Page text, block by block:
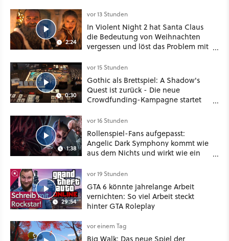
2:24
vor 13 Stunden
In Violent Night 2 hat Santa Claus
die Bedeutung von Weihnachten
vergessen und löst das Problem mit
0:30
vor 15 Stunden
Gothic als Brettspiel: A Shadow's
Quest ist zurück - Die neue
Crowdfunding-Kampagne startet
1:38
vor 16 Stunden
Rollenspiel-Fans aufgepasst:
Angelic Dark Symphony kommt wie
aus dem Nichts und wirkt wie ein
Mass Effect
29:54
vor 19 Stunden
GTA 6 könnte jahrelange Arbeit
vernichten: So viel Arbeit steckt
hinter GTA Roleplay
vor einem Tag
Big Walk: Das neue Spiel der